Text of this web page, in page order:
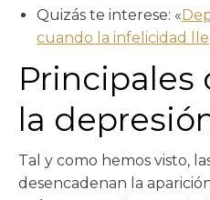
Quizás te interese: «
cuando la infelicidad
Principales
la
Tal y como hemos visto,
desencadenan la